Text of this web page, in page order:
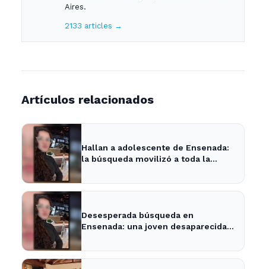
Aires.
2133 articles →
Artículos relacionados
Hallan a adolescente de Ensenada:
la búsqueda movilizó a toda la
Desesperada búsqueda en
Ensenada: una joven desaparecida